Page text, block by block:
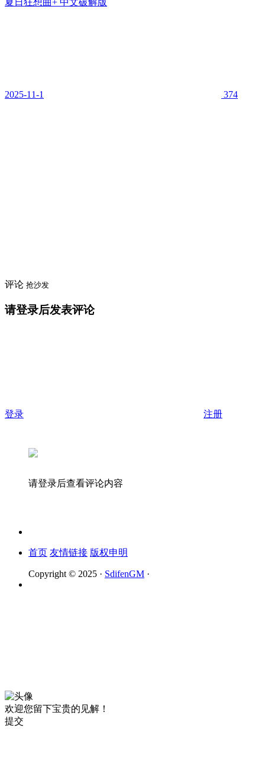
2025-11-1 374
评论 抢沙发
请登录后发表评论
登录 注册
请登录后查看评论内容
首页 友情链接 版权申明
Copyright © 2025 · SdifenGM ·
欢迎您留下宝贵的见解！
提交